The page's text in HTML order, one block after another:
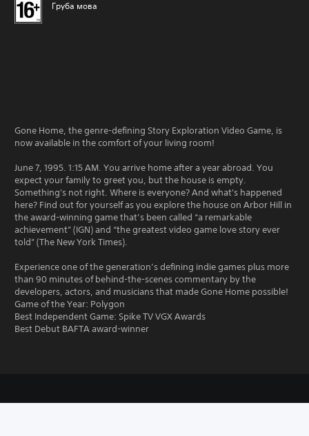
Груба мова
Gone Home, the genre-defining Story Exploration Video Game, is
now available in the comfort of your living room!
June 7, 1995. 1:15 AM. You arrive home after a year abroad. You
expect your family to greet you, but the house is empty.
Something's not right. Where is everyone? And what's happened
here? Find out for yourself as you explore the house on Arbor Hill in
the award-winning game that’s been called “a remarkable
achievement” (IGN) and “the greatest video game love story ever
told” (The New York Times).
Experience one of the generation’s defining indie games plus more
than 90 minutes of behind-the-scenes commentary by the
developers, actors, and musicians that made Gone Home possible!
Game of the Year: Polygon
Best Independent Game: Spike TV VGX Awards
Best Debut BAFTA award-winner